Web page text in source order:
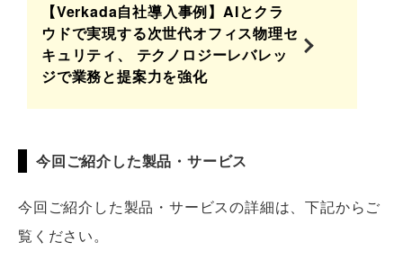
【Verkada自社導入事例】AIとクラ
ウドで実現する次世代オフィス物理セ
キュリティ、 テクノロジーレバレッ
ジで業務と提案力を強化
今回ご紹介した製品・サービス
今回ご紹介した製品・サービスの詳細は、下記からご
覧ください。